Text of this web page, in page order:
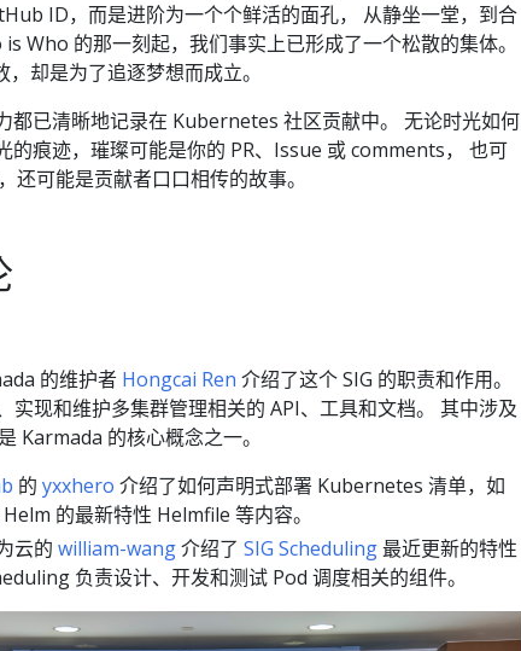
ID，而是进阶为一个个鲜活的面孔， 从静坐一堂，到合
Who 的那一刻起，我们事实上已形成了一个松散的集体。
却是为了追逐梦想而成立。
都已清晰地记录在 Kubernetes 社区贡献中。 无论时光如何
的痕迹，璀璨可能是你的 PR、Issue 或 comments， 也可
可能是贡献者口口相传的故事。
的维护者 Hongcai Ren 介绍了这个 SIG 的职责和作用。
实现和维护多集群管理相关的 API、工具和文档。 其中涉及
Karmada 的核心概念之一。
的 yxxhero 介绍了如何声明式部署 Kubernetes 清单，如
的最新特性 Helmfile 等内容。
云的 william-wang介绍了 SIG Scheduling最近更新的特性
负责设计、开发和测试 Pod 调度相关的组件。